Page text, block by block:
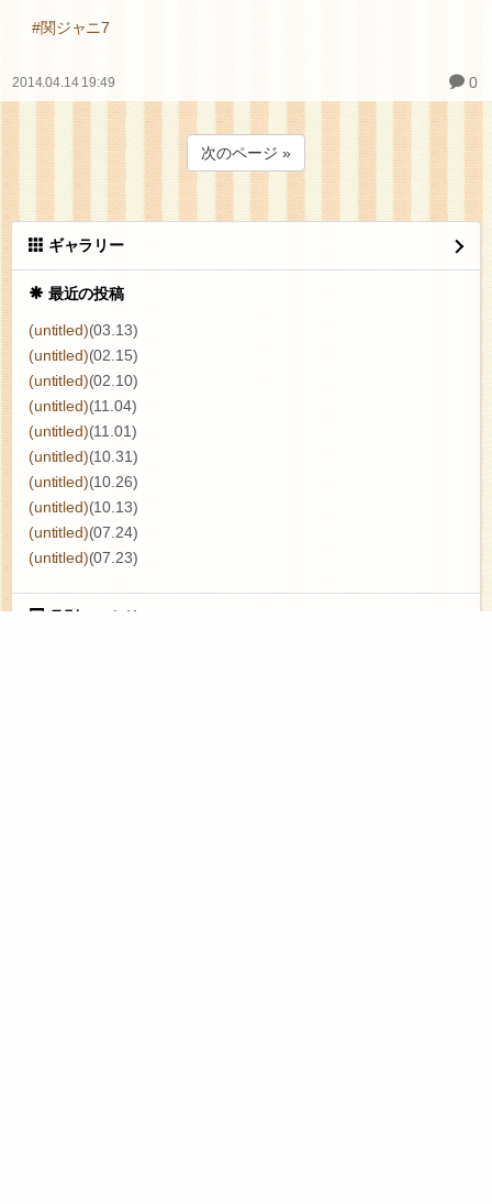
#関ジャニ7
2014.04.14 19:49 0
次のページ »
ギャラリー
最近の投稿
(untitled)(03.13)
(untitled)(02.15)
(untitled)(02.10)
(untitled)(11.04)
(untitled)(11.01)
(untitled)(10.31)
(untitled)(10.26)
(untitled)(10.13)
(untitled)(07.24)
(untitled)(07.23)
月別エントリー